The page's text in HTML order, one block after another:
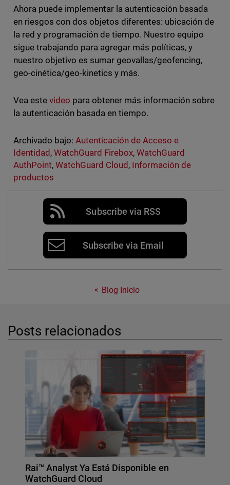
Ahora puede implementar la autenticación basada
en riesgos con dos objetos diferentes: ubicación de
la red y programación de tiempo. Nuestro equipo
sigue trabajando para agregar más políticas, y
nuestro objetivo es sumar geovallas/geofencing,
geo-cinética/geo-kinetics y más.
Vea este video para obtener más información sobre
la autenticación basada en tiempo.
Archivado bajo: Autenticación de Acceso e
Identidad, WatchGuard Firebox,WatchGuard
AuthPoint, WatchGuard Cloud, Información de
productos
Subscribe via RSS
Subscribe via Email
Blog Inicio
Posts relacionados
Rai™ Analyst Ya Está Disponible en
WatchGuard Cloud